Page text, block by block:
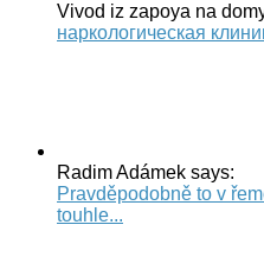
Vivod iz zapoya na
наркологическая
Radim Adámek says:
Pravděpodobně to v
touhle...